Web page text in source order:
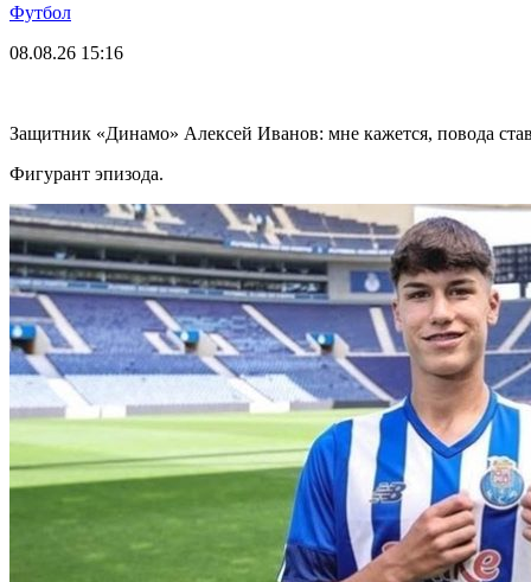
Футбол
08.08.26 15:16
Защитник «Динамо» Алексей Иванов: мне кажется, повода
Фигурант эпизода.